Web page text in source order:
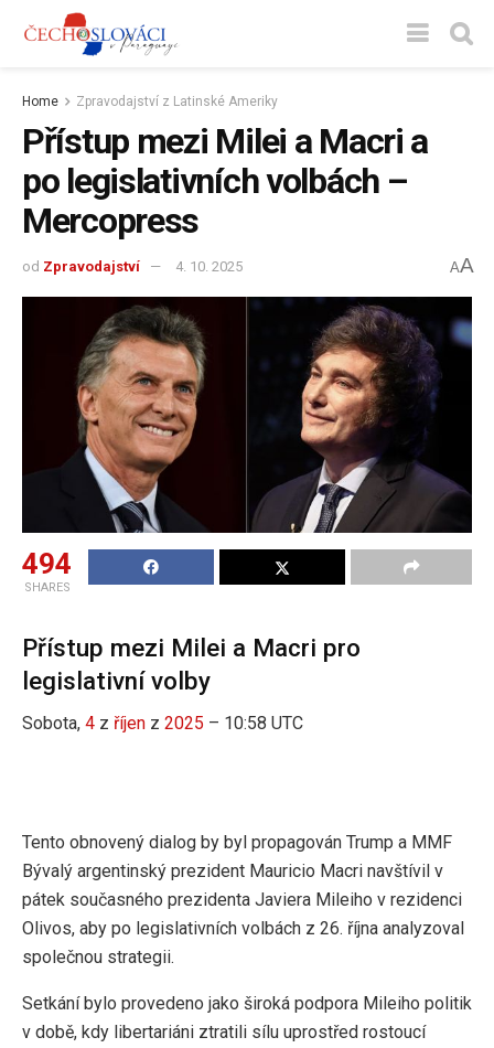
Home Zpravodajství z Latinské Ameriky
Přístup mezi Milei a Macri a
po legislativních volbách –
Mercopress
od Zpravodajství 4. 10. 2025 AA
494
SHARES
Přístup mezi Milei a Macri pro
legislativní volby
Sobota, 4 z říjen z 2025 – 10:58 UTC
Tento obnovený dialog by byl propagován Trump a MMF
Bývalý argentinský prezident Mauricio Macri navštívil v
pátek současného prezidenta Javiera Mileiho v rezidenci
Olivos, aby po legislativních volbách z 26. října analyzoval
společnou strategii.
Setkání bylo provedeno jako široká podpora Mileiho politik
v době, kdy libertariáni ztratili sílu uprostřed rostoucí